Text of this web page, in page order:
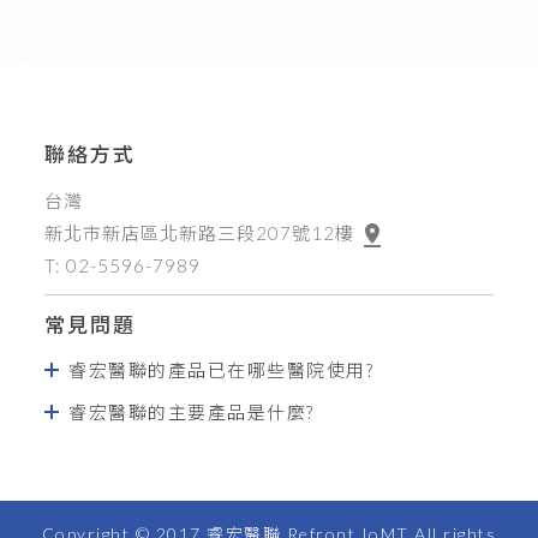
聯絡方式
台灣
新北市新店區北新路三段207號12樓
T: 02-5596-7989
常見問題
睿宏醫聯的產品已在哪些醫院使用?
睿宏醫聯的主要產品是什麼?